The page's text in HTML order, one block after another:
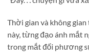
Thời gian và không
này, từng đạo ánh mắt
trong mắt đối phương